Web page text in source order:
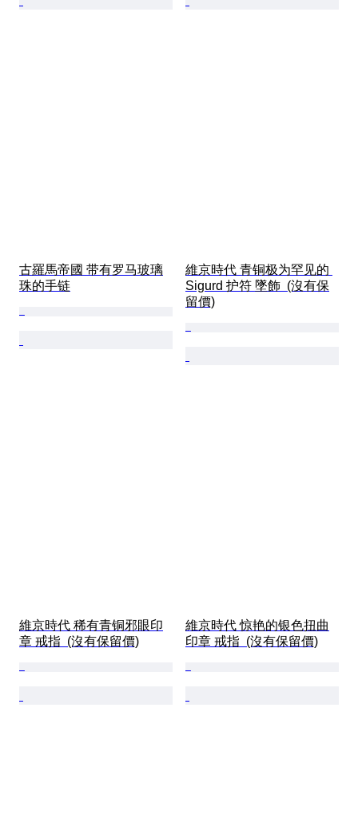
古羅馬帝國 带有罗马玻璃
珠的手链
維京時代 青铜极为罕见的
Sigurd 护符 墜飾  (沒有保
留價)
維京時代 稀有青铜邪眼印
章 戒指  (沒有保留價)
維京時代 惊艳的银色扭曲
印章 戒指  (沒有保留價)